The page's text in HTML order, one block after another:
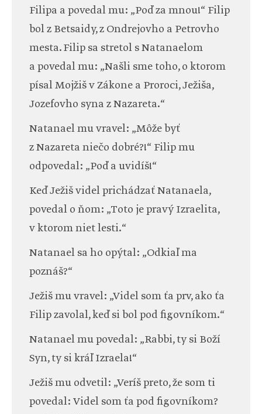
Filipa a povedal mu: „Poď za mnou!“ Filip
bol z Betsaidy, z Ondrejovho a Petrovho
mesta. Filip sa stretol s Natanaelom
a povedal mu: „Našli sme toho, o ktorom
písal Mojžiš v Zákone a Proroci, Ježiša,
Jozefovho syna z Nazareta.“
Natanael mu vravel: „Môže byť
z Nazareta niečo dobré?!“ Filip mu
odpovedal: „Poď a uvidíš!“
Keď Ježiš videl prichádzať Natanaela,
povedal o ňom: „Toto je pravý Izraelita,
v ktorom niet lesti.“
Natanael sa ho opýtal: „Odkiaľ ma
poznáš?“
Ježiš mu vravel: „Videl som ťa prv, ako ťa
Filip zavolal, keď si bol pod figovníkom.“
Natanael mu povedal: „Rabbi, ty si Boží
Syn, ty si kráľ Izraela!“
Ježiš mu odvetil: „Veríš preto, že som ti
povedal: Videl som ťa pod figovníkom?